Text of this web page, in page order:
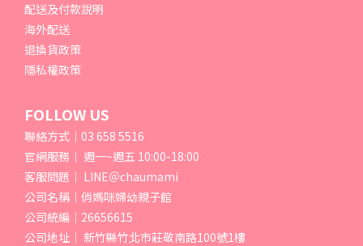
配送及付款說明
海外配送
退換貨政策
隱私權政策
FOLLOW US
聯絡方式｜03 658 5516
官網服務｜ 週一~週五 10:00-18:00
客服問題｜ LINE＠chaumami
公司名稱｜俏媽咪婦幼親子館
公司統編｜26656615
公司地址｜ 新竹縣竹北市莊敬南路100號1樓